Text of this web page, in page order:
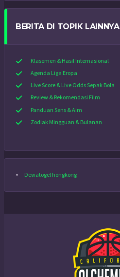
BERITA DI TOPIK LAINNYA
Klasemen & Hasil Internasional
Agenda Liga Eropa
Live Score & Live Odds Sepak Bola
Review & Rekomendasi Film
Panduan Sens & Aim
Zodiak Mingguan & Bulanan
Dewatogel hongkong